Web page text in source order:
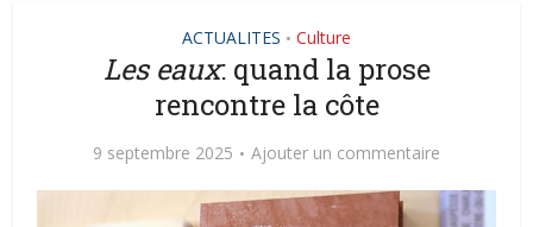
ACTUALITES • Culture
Les eaux: quand la prose
rencontre la côte
9 septembre 2025 Ajouter un commentaire